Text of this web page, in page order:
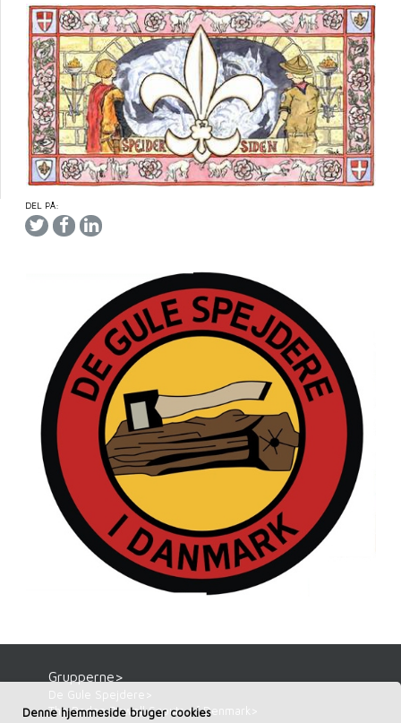
DEL PÅ:
Grupperne>
De Gule Spejdere>
The Baden Powell Scouts of Denmark>
Denne hjemmeside bruger cookies